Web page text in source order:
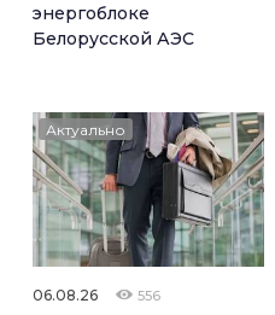
энергоблоке
Белорусской АЭС
Актуально
06.08.26 556